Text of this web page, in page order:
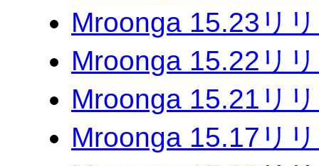
Mroonga 15.23リ
Mroonga 15.22リ
Mroonga 15.21リ
Mroonga 15.17リ